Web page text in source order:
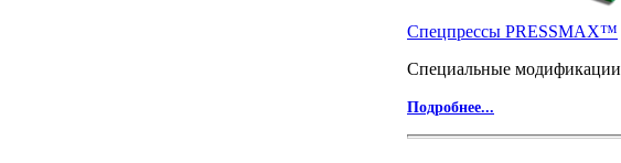
Спецпрессы PRESSMAX™
Специальные модификации
Подробнее...